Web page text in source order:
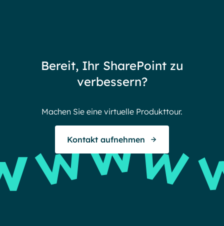
Endless gratitude
Bereit, Ihr SharePoint zu
verbessern?
Machen Sie eine virtuelle Produkttour.
Kontakt aufnehmen